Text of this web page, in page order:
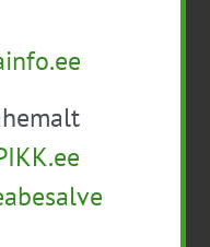
tööriistani
Mahetalu